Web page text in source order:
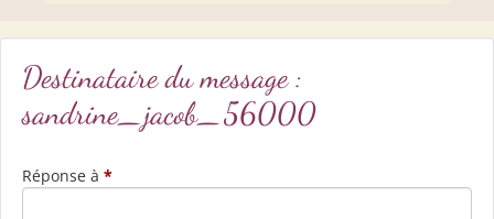
Destinataire du message :
sandrine_jacob_56000
Réponse à *